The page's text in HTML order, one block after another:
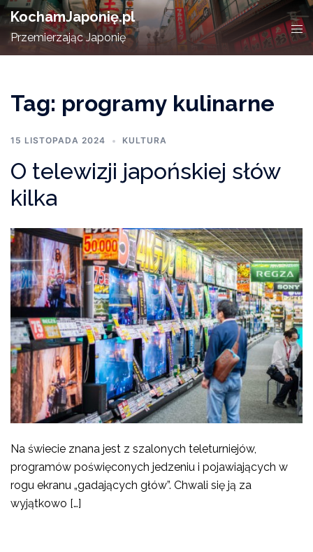
Skip
to
content
KochamJaponię.pl
Przemierzając Japonię
Tag: programy kulinarne
15 LISTOPADA 2024 KULTURA
O telewizji japońskiej słów
kilka
Na świecie znana jest z szalonych teleturniejów,
programów poświęconych jedzeniu i pojawiających w
rogu ekranu „gadających głów”. Chwali się ją za
wyjątkowo […]